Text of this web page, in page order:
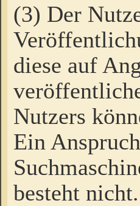
(3) Der
diese auf
Nutzers
Ein
besteht nicht.